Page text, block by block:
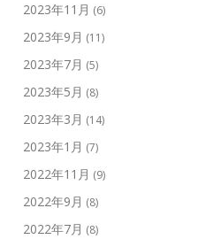
2023年11月 (6)
2023年9月 (11)
2023年7月 (5)
2023年5月 (8)
2023年3月 (14)
2023年1月 (7)
2022年11月 (9)
2022年9月 (8)
2022年7月 (8)